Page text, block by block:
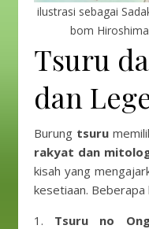
ilustrasi sebagai
bom
Tsuru
dan
Burung tsuru
rakyat dan
kisah yang
kesetiaan. Beberapa
1. Tsuru no